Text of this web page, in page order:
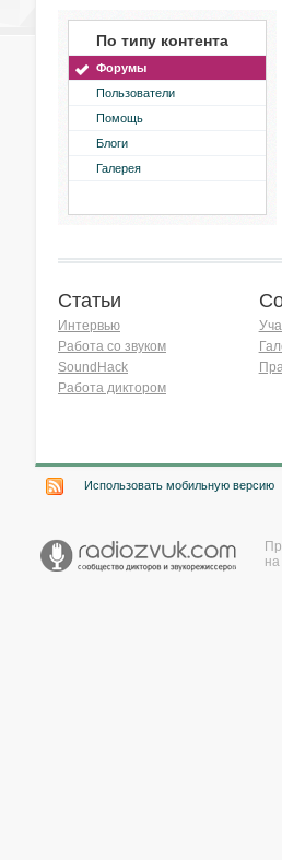
По типу контента
Форумы
Пользователи
Помощь
Блоги
Галерея
Статьи
Интервью
Работа со звуком
SoundHack
Работа диктором
Использовать мобильную версию